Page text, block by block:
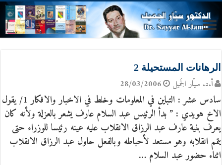
الرهانات المستحيلة 2
أ.د. سيّار الجَميل 28/03/2006
سادس عشر : التباين في المعلومات وخلط في الاخبار والافكار 1/ يقول
الاخ هويدي : ” بدأ الرئيس عبد السلام عارف يشعر بالعزلة ولأنه كان
يعرف بنية عارف عبد الرزاق الانقلاب عليه عينه رئيسا للوزراء حتى
يتمم انقلابه وهو مستعد لأحباطه وبالفعل حاول عبد الرزاق الانقلاب
اثناء حضور عبد السلام …